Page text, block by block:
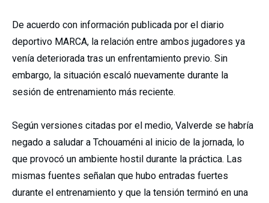
De acuerdo con información publicada por el diario
deportivo MARCA, la relación entre ambos jugadores ya
venía deteriorada tras un enfrentamiento previo. Sin
embargo, la situación escaló nuevamente durante la
sesión de entrenamiento más reciente.
Según versiones citadas por el medio, Valverde se habría
negado a saludar a Tchouaméni al inicio de la jornada, lo
que provocó un ambiente hostil durante la práctica. Las
mismas fuentes señalan que hubo entradas fuertes
durante el entrenamiento y que la tensión terminó en una